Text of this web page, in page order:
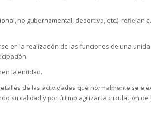
no gubernamental, deportiva, etc.) reflejan
en la realización de las funciones de una
la entidad.
de las actividades que normalmente se
su calidad y por último agilizar la circulación